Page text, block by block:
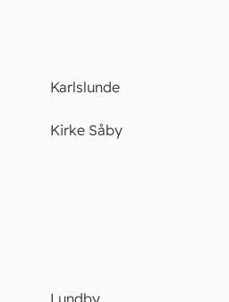
Karlslunde
Kirke Såby
Lundby